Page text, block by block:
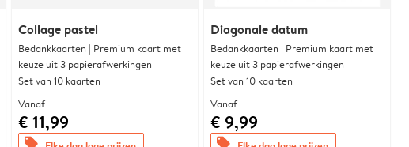
Collage pastel
Bedankkaarten | Premium kaart met
keuze uit 3 papierafwerkingen
Set van 10 kaarten
Vanaf
€ 11,99
offers
Diagonale datum
Bedankkaarten | Premium kaart met
keuze uit 3 papierafwerkingen
Set van 10 kaarten
Vanaf
€ 9,99
offers